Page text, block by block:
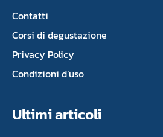
Contatti
Corsi di degustazione
Privacy Policy
Condizioni d’uso
Ultimi articoli